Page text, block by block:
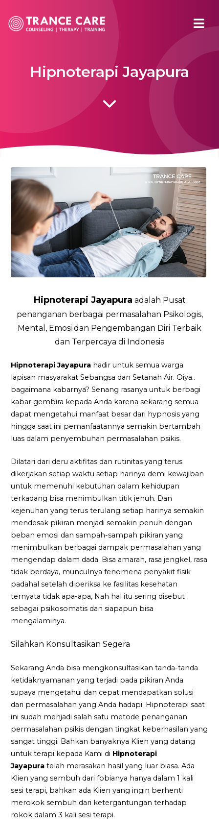
Hipnoterapi Jayapura
Hipnoterapi Jayapura adalah Pusat
penanganan berbagai permasalahan Psikologis,
Mental, Emosi dan Pengembangan Diri Terbaik
dan Terpercaya di Indonesia
Hipnoterapi Jayapura hadir untuk semua warga
lapisan masyarakat Sebangsa dan Setanah Air. Oiya..
bagaimana kabarnya? Senang rasanya untuk berbagi
kabar gembira kepada Anda karena sekarang semua
dapat mengetahui manfaat besar dari hypnosis yang
hingga saat ini pemanfaatannya semakin bertambah
luas dalam penyembuhan permasalahan psikis.
Dilatari dari deru aktifitas dan rutinitas yang terus
dikerjakan setiap waktu setiap harinya demi kewajiban
untuk memenuhi kebutuhan dalam kehidupan
terkadang bisa menimbulkan titik jenuh. Dan
kejenuhan yang terus terulang setiap harinya semakin
mendesak pikiran menjadi semakin penuh dengan
beban emosi dan sampah-sampah pikiran yang
menimbulkan berbagai dampak permasalahan yang
mengendap dalam dada. Bisa amarah, rasa jengkel, rasa
tidak berdaya, munculnya fenomena penyakit fisik
padahal setelah diperiksa ke fasilitas kesehatan
ternyata tidak apa-apa, Nah hal itu sering disebut
sebagai psikosomatis dan siapapun bisa
mengalaminya.
Silahkan Konsultasikan Segera
Sekarang Anda bisa mengkonsultasikan tanda-tanda
ketidaknyamanan yang terjadi pada pikiran Anda
supaya mengetahui dan cepat mendapatkan solusi
dari permasalahan yang Anda hadapi. Hipnoterapi saat
ini sudah menjadi salah satu metode penanganan
permasalahan psikis dengan tingkat keberhasilan yang
sangat tinggi. Bahkan banyaknya Klien yang datang
untuk terapi kepada Kami di Hipnoterapi
Jayapura telah merasakan hasil yang luar biasa. Ada
Klien yang sembuh dari fobianya hanya dalam 1 kali
sesi terapi, bahkan ada Klien yang ingin berhenti
merokok sembuh dari ketergantungan terhadap
rokok dalam 3 kali sesi terapi.